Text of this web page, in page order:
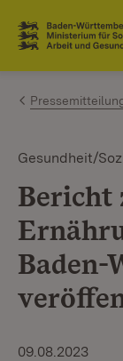
Zum Inhalt
Link zur
Gesundheit/
Bericht
Baden-
09.08.2023